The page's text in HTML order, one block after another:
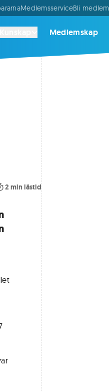
MedlemsserviceBli medlem
Medlemskap
2 min lästid